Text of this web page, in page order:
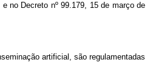
no Decreto nº 99.179, 15 de março de
artificial, são regulamentadas